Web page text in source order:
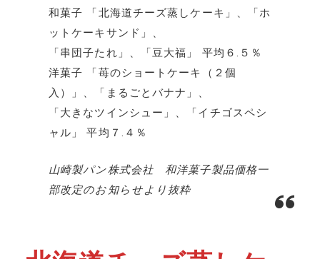
和菓子 「北海道チーズ蒸しケーキ」、「ホ
ットケーキサンド」、
「串団子たれ」、「豆大福」 平均６.５％
洋菓子 「苺のショートケーキ（２個
入）」、「まるごとバナナ」、
「大きなツインシュー」、「イチゴスペシ
ャル」 平均７.４％
山崎製パン株式会社 和洋菓子製品価格一
部改定のお知らせより抜粋